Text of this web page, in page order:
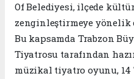
Of Belediyesi, ilçede
zenginleştirmeye yönelik
Bu kapsamda Trabzon
Tiyatrosu tarafından
müzikal tiyatro oyunu, 14